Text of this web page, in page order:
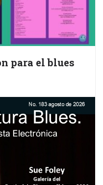
para el blues